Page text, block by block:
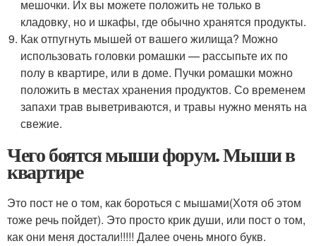
мешочки. Их вы можете положить не только в
кладовку, но и шкафы, где обычно хранятся продукты.
Как отпугнуть мышей от вашего жилища? Можно
использовать головки ромашки — рассыпьте их по
полу в квартире, или в доме. Пучки ромашки можно
положить в местах хранения продуктов. Со временем
запахи трав выветриваются, и травы нужно менять на
свежие.
Чего боятся мыши форум. Мыши в
квартире
Это пост не о том, как бороться с мышами(Хотя об этом
тоже речь пойдет). Это просто крик души, или пост о том,
как они меня достали!!!!! Далее очень много букв.